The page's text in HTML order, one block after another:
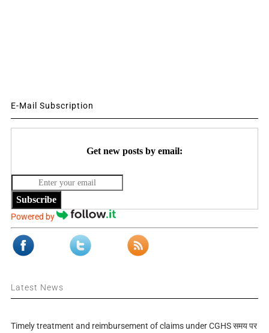
E-Mail Subscription
Get new posts by email:
Subscribe
Powered by
Latest News
Timely treatment and reimbursement of claims under CGHS समय पर